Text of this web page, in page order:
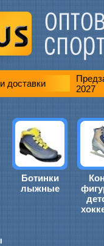
доставки
2027
Ботинки
лыжные